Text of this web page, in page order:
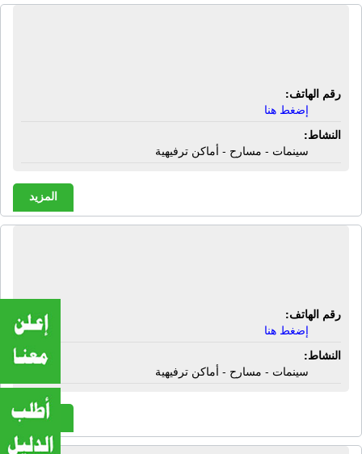
رقم الهاتف:
إضغط هنا
النشاط:
سينمات - مسارح - أماكن ترفيهية
المزيد
رقم الهاتف:
إضغط هنا
النشاط:
سينمات - مسارح - أماكن ترفيهية
المزيد